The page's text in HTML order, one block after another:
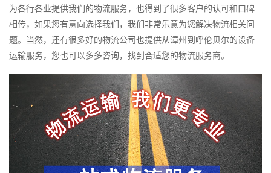
为各行各业提供我们的物流服务，也得到了很多客户的认可和口碑
相传，如果您有意向选择我们，我们非常乐意为您解决物流相关问
题。当然，还有很多好的物流公司也提供从漳州到呼伦贝尔的设备
运输服务，您也可以多多咨询，找到合适您的物流服务商。